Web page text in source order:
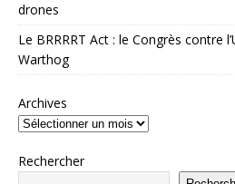
drones
Le BRRRRT Act : le Congrès contre
Warthog
Archives
Rechercher